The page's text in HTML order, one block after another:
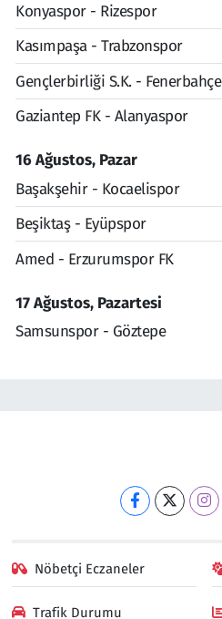
Konyaspor - Rizespor
Kasımpaşa - Trabzonspor
Gençlerbirliği S.K. - Fenerbahçe
Gaziantep FK - Alanyaspor
16 Ağustos, Pazar
Başakşehir - Kocaelispor
Beşiktaş - Eyüpspor
Amed - Erzurumspor FK
17 Ağustos, Pazartesi
Samsunspor - Göztepe
Nöbetçi Eczaneler
Trafik Durumu